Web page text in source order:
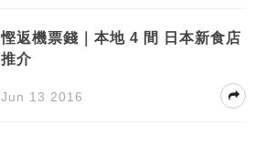
慳返機票錢｜本地 4 間 日本新食店
推介
Jun 13 2016